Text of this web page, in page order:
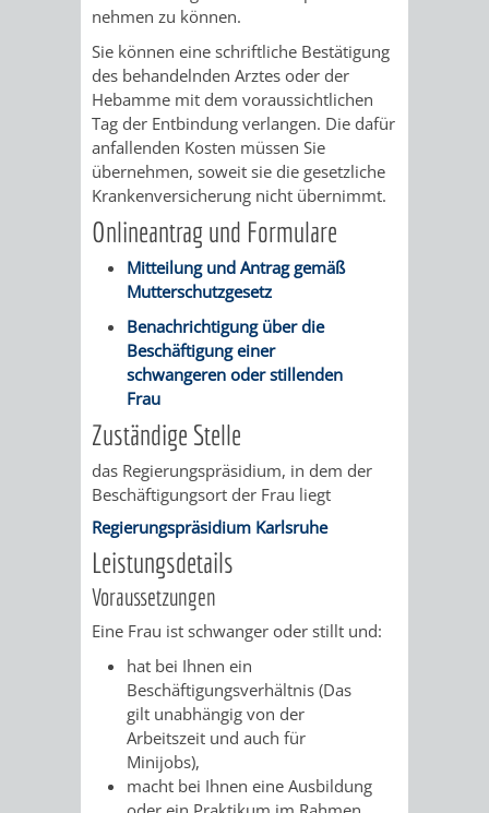
OFFENEN
DENKMALS
LIEGENSCHAFTEN
ABWASSERBESEITIGUNG
ERSCHLIESSUNGSBEITRAG
ANTRAGSVERFAHREN
VERMIETE
DOCH
AN
DEINE
STADT
WIEDERVERMIETUNGSPRÄMIE
UND
DENKMALSCHUTZ
SPORT
AMT
FÜR
STABSSTELLE
GEBÄUDEBETRIEB
AMT
KULTUR,
SOZIALE
nehmen zu können.
Sie können eine schriftliche Bestätigung
des behandelnden Arztes oder der
Hebamme mit dem voraussichtlichen
Tag der Entbindung verlangen. Die dafür
anfallenden Kosten müssen Sie
übernehmen, soweit sie die gesetzliche
Krankenversicherung nicht übernimmt.
Onlineantrag und Formulare
Mitteilung und Antrag gemäß
Mutterschutzgesetz
Benachrichtigung über die
Beschäftigung einer
schwangeren oder stillenden
Frau
Zuständige Stelle
das Regierungspräsidium, in dem der
Beschäftigungsort der Frau liegt
Regierungspräsidium Karlsruhe
Leistungsdetails
Voraussetzungen
Eine Frau ist schwanger oder stillt und:
hat bei Ihnen ein
Beschäftigungsverhältnis (Das
gilt unabhängig von der
Arbeitszeit und auch für
Minijobs),
macht bei Ihnen eine Ausbildung